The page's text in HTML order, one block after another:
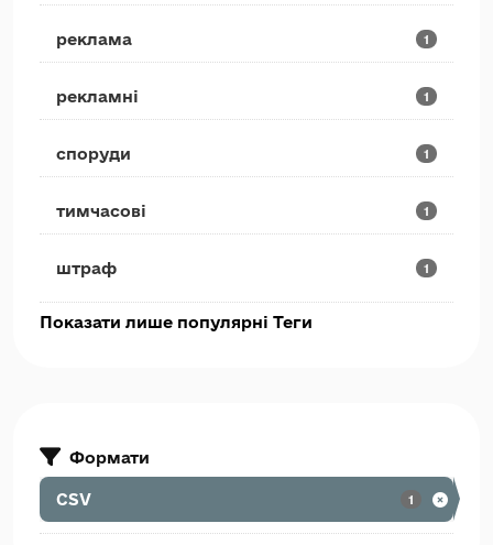
реклама 1
рекламні 1
споруди 1
тимчасові 1
штраф 1
Показати лише популярні Теги
Формати
CSV 1